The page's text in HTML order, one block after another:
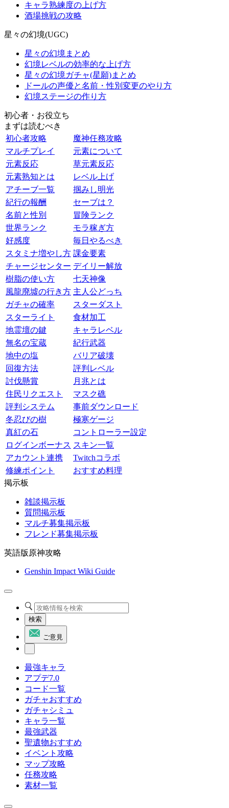
キャラ熟練度の上げ方
酒場挑戦の攻略
星々の幻境(UGC)
星々の幻境まとめ
幻境レベルの効率的な上げ方
星々の幻境ガチャ(星願)まとめ
ドールの声優と名前・性別変更のやり方
幻境ステージの作り方
初心者・お役立ち
まずは読むべき
初心者攻略
魔神任務攻略
マルチプレイ
元素について
元素反応
草元素反応
元素熟知とは
レベル上げ
アチーブ一覧
掴みし明光
紀行の報酬
セーブは？
名前と性別
冒険ランク
世界ランク
モラ稼ぎ方
好感度
毎日やるべき
スタミナ増やし方 課金要素
チャージセンター デイリー解放
樹脂の使い方
七天神像
風龍廃墟の行き方 主人公どっち
ガチャの確率
スターダスト
スターライト
食材加工
地霊壇の鍵
キャラレベル
無名の宝蔵
紀行武器
地中の塩
バリア破壊
回復方法
評判レベル
討伐懸賞
月兆とは
住民リクエスト
マスク礁
評判システム
事前ダウンロード
冬忍びの樹
極寒ゲージ
真紅の石
コントローラー設定
ログインボーナス スキン一覧
アカウント連携
Twitchコラボ
修練ポイント
おすすめ料理
掲示板
雑談掲示板
質問掲示板
マルチ募集掲示板
フレンド募集掲示板
英語版原神攻略
Genshin Impact Wiki Guide
検索
ご意見
最強キャラ
アプデ7.0
コード一覧
ガチャおすすめ
ガチャシミュ
キャラ一覧
最強武器
聖遺物おすすめ
イベント攻略
マップ攻略
任務攻略
素材一覧